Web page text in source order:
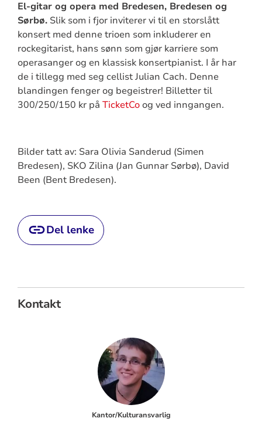
El-gitar og opera med Bredesen, Bredesen og
Sørbø.Slik som i fjor inviterer vi til en storslått
konsert med denne trioen som inkluderer en
rockegitarist, hans sønn som gjør karriere som
operasanger og en klassisk konsertpianist. I år har
de i tillegg med seg cellist Julian Cach. Denne
blandingen fenger og begeistrer! Billetter til
300/250/150 kr på TicketCoog ved inngangen.
Bilder tatt av: Sara Olivia Sanderud (Simen
Bredesen), SKO Zilina (Jan Gunnar Sørbø), David
Been (Bent Bredesen).
Del lenke
Kontakt
Kantor/Kulturansvarlig